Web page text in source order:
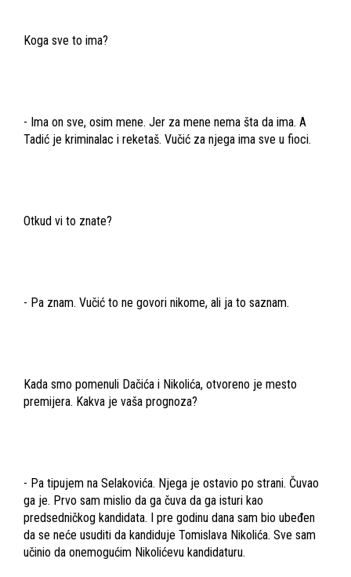
Koga sve to ima?
- Ima on sve, osim mene. Jer za mene nema šta da ima. A
Tadić je kriminalac i reketaš. Vučić za njega ima sve u fioci.
Otkud vi to znate?
- Pa znam. Vučić to ne govori nikome, ali ja to saznam.
Kada smo pomenuli Dačića i Nikolića, otvoreno je mesto
premijera. Kakva je vaša prognoza?
- Pa tipujem na Selakovića. Njega je ostavio po strani. Čuvao
ga je. Prvo sam mislio da ga čuva da ga isturi kao
predsedničkog kandidata. I pre godinu dana sam bio ubeđen
da se neće usuditi da kandiduje Tomislava Nikolića. Sve sam
učinio da onemogućim Nikolićevu kandidaturu.